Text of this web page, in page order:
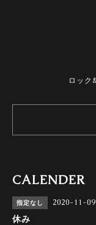
ロッ
CALENDER
指定なし 2020-11-
休み